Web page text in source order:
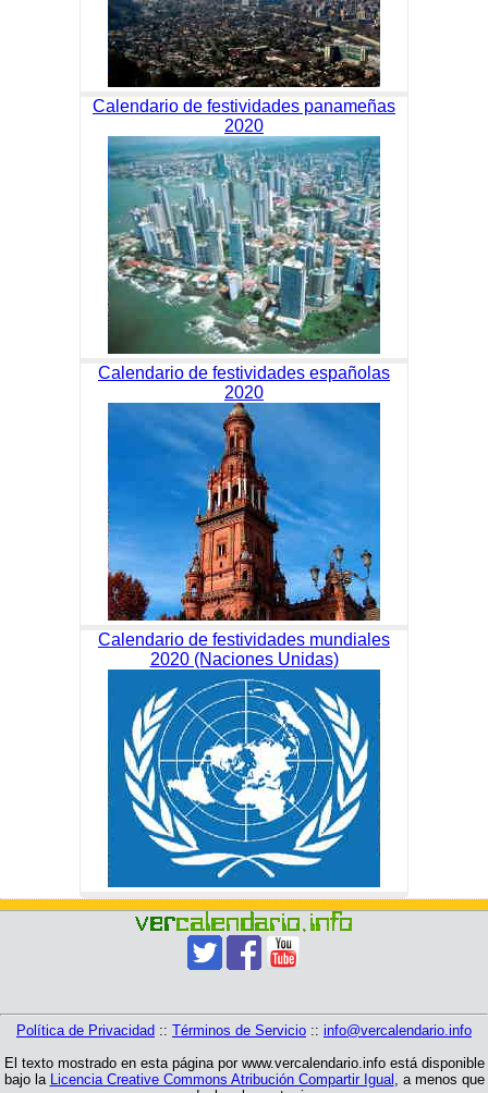
Calendario de festividades panameñas
2020
Calendario de festividades españolas
2020
Calendario de festividades mundiales
2020 (Naciones Unidas)
Política de Privacidad :: Términos de Servicio :: info@vercalendario.info
El texto mostrado en esta página por www.vercalendario.info está disponible
bajo la Licencia Creative Commons Atribución Compartir Igual , a menos que